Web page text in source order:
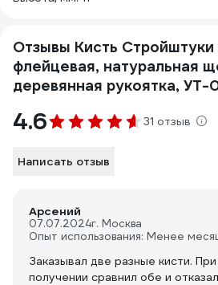
Отзывы Кисть
флейцевая, натуральная
деревянная рукоятка,
4.6 31 отзыв
Написать отзыв
Арсений
07.07.2024г. Москва
Опыт использования: Менее
Заказывал две разные кисти. При
получении сравнил обе и